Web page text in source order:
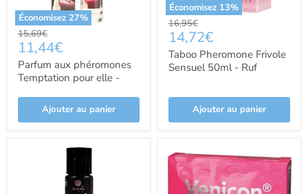
Économisez 27%
Prix
d'origine
15,69€
Prix
actuel
11,44€
Parfum aux phéromones
Temptation pour elle -
Ajouter au panier
Économisez 13%
Prix
d'origine
16,95€
Prix
actuel
14,72€
Taboo Pheromone Frivole
Sensuel 50ml - Ruf
Ajouter au panier